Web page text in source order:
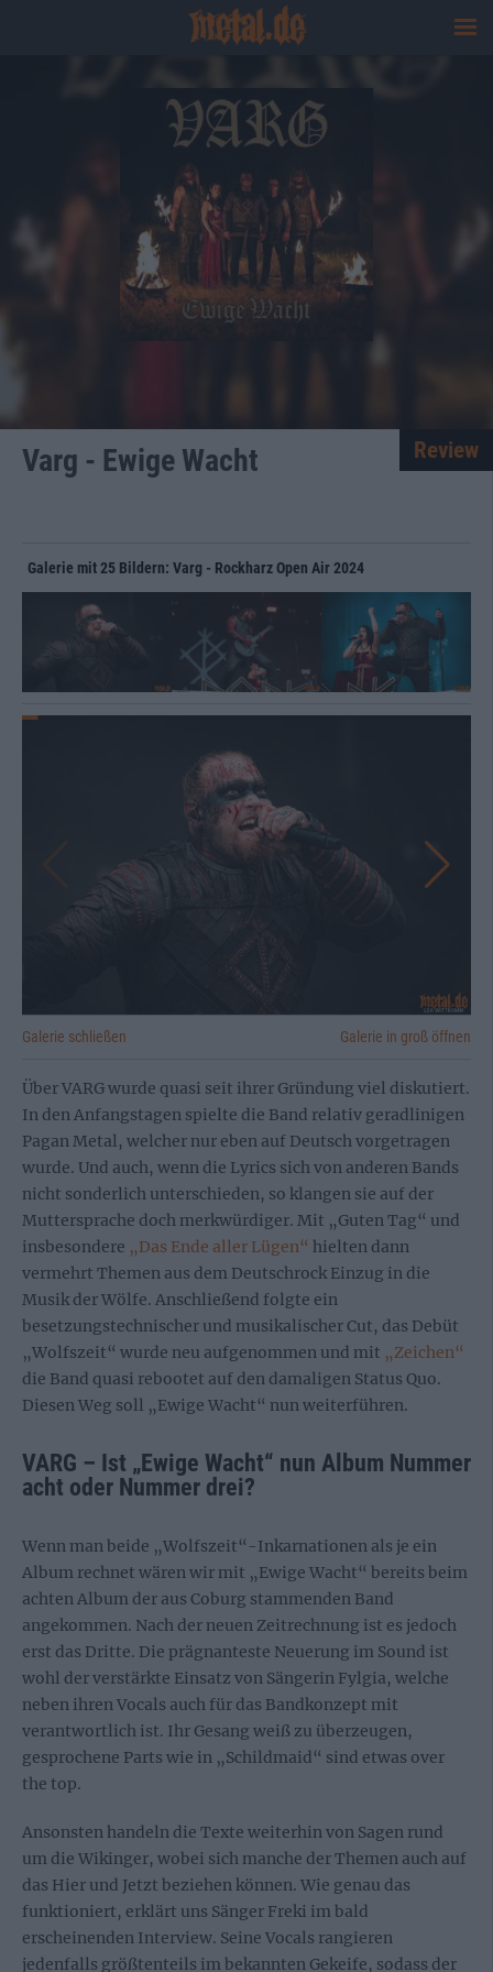
Varg - Ewige Wacht Review
Galerie mit 25 Bildern: Varg - Rockharz Open Air 2024
Galerie schließen Galerie in groß öffnen
Über VARG wurde quasi seit ihrer Gründung viel diskutiert.
In den Anfangstagen spielte die Band relativ geradlinigen
Pagan Metal, welcher nur eben auf Deutsch vorgetragen
wurde. Und auch, wenn die Lyrics sich von anderen Bands
nicht sonderlich unterschieden, so klangen sie auf der
Muttersprache doch merkwürdiger. Mit „Guten Tag“ und
insbesondere „Das Ende aller Lügen“ hielten dann
vermehrt Themen aus dem Deutschrock Einzug in die
Musik der Wölfe. Anschließend folgte ein
besetzungstechnischer und musikalischer Cut, das Debüt
„Wolfszeit“ wurde neu aufgenommen und mit „Zeichen“
die Band quasi rebootet auf den damaligen Status Quo.
Diesen Weg soll „Ewige Wacht“ nun weiterführen.
VARG – Ist „Ewige Wacht“ nun Album Nummer
acht oder Nummer drei?
Wenn man beide „Wolfszeit“-Inkarnationen als je ein
Album rechnet wären wir mit „Ewige Wacht“ bereits beim
achten Album der aus Coburg stammenden Band
angekommen. Nach der neuen Zeitrechnung ist es jedoch
erst das Dritte. Die prägnanteste Neuerung im Sound ist
wohl der verstärkte Einsatz von Sängerin Fylgia, welche
neben ihren Vocals auch für das Bandkonzept mit
verantwortlich ist. Ihr Gesang weiß zu überzeugen,
gesprochene Parts wie in „Schildmaid“ sind etwas over
the top.
Ansonsten handeln die Texte weiterhin von Sagen rund
um die Wikinger, wobei sich manche der Themen auch auf
das Hier und Jetzt beziehen können. Wie genau das
funktioniert, erklärt uns Sänger Freki im bald
erscheinenden Interview. Seine Vocals rangieren
jedenfalls größtenteils im bekannten Gekeife, sodass der